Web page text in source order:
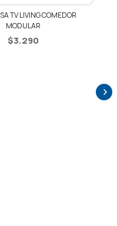
TV LIVING COMEDOR
MODULAR
$3.290